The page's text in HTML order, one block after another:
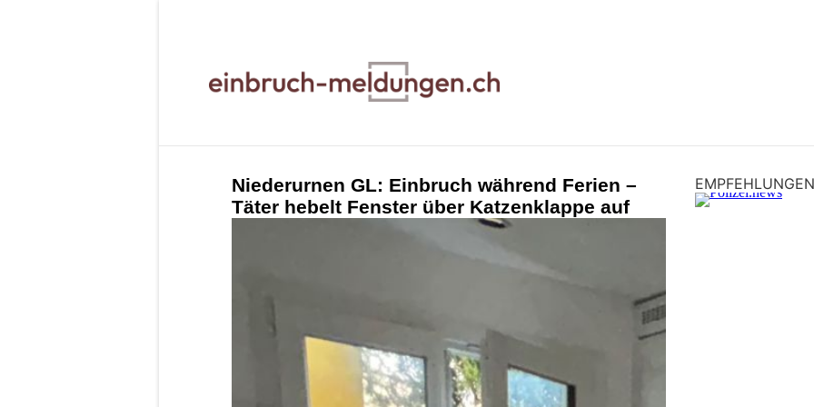
Niederurnen GL: Einbruch während Ferien –
Täter hebelt Fenster über Katzenklappe auf
EMPFEHLUNGEN